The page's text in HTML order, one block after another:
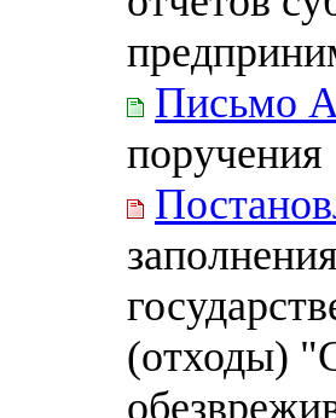
Письмо
поручения
(отходы)